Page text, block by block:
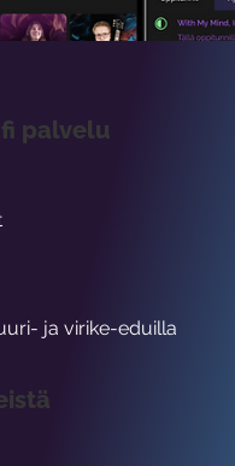
palvelu
ja virike-eduilla